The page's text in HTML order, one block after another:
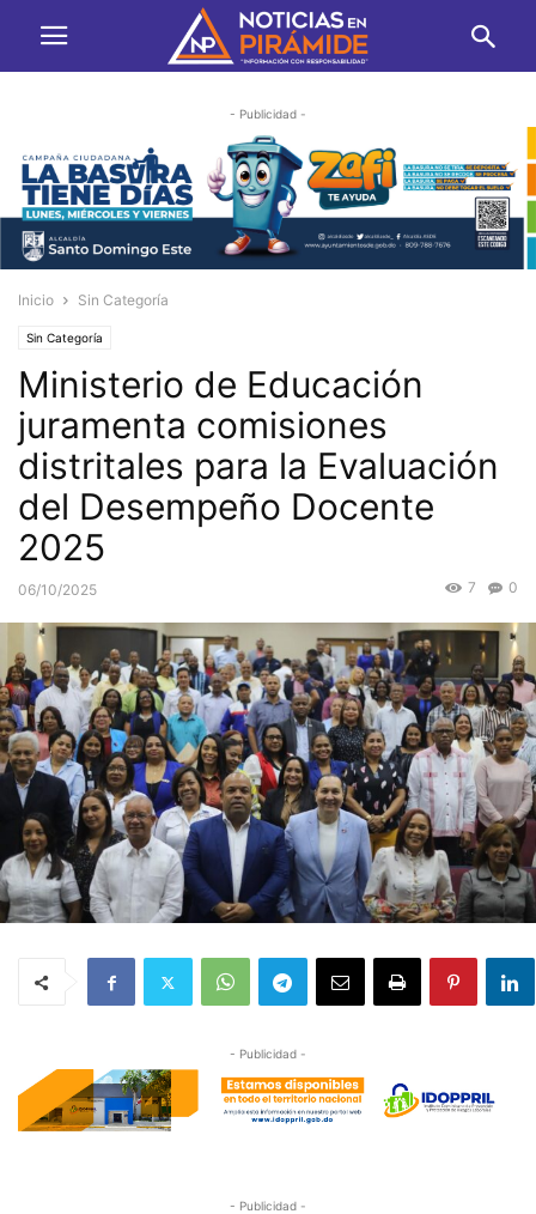
- Publicidad -
Inicio Sin Categoría
Sin Categoría
Ministerio de Educación
juramenta comisiones
distritales para la Evaluación
del Desempeño Docente
2025
06/10/2025 0
7
- Publicidad -
- Publicidad -